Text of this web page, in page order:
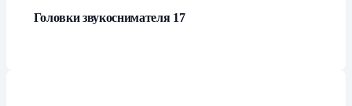
Головки звукоснимателя 17